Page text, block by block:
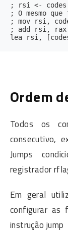
; rsi <-
; O mesmo
; mov rsi,
; add rsi, rax
Ordem
Todos os
consecutivo,
Jumps
registrador
Em geral
configurar as
instrução jump